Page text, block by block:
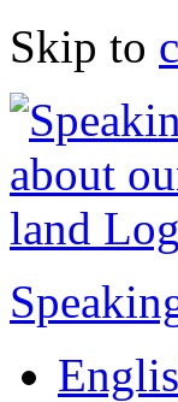
Skip to